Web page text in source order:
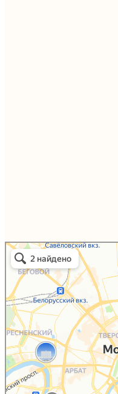
Упаковали Онлайн в Москве
Москва